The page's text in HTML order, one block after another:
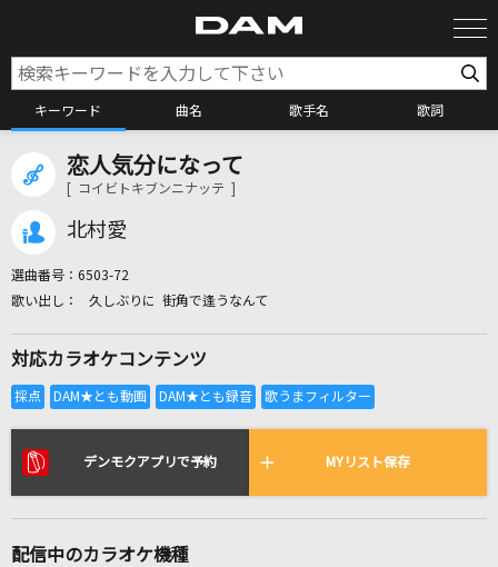
キーワード 曲名 歌手名 歌詞
カラオケ検索
全国りれき
リアルタイムで歌われている曲の一覧
緑黄色社会
恋人気分になって
[ コイビトキブンニナッテ ]
北村愛
選曲番号： 6503-72
久しぶりに 街角で逢うなんて
対応カラオケコンテンツ
デンモクアプリで予約 MYリスト保存
配信中のカラオケ機種